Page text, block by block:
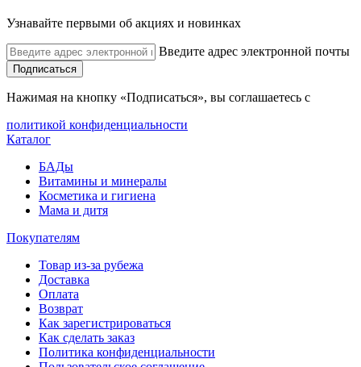
Узнавайте первыми об акциях и новинках
Введите адрес электронной почты
Подписаться
Нажимая на кнопку «Подписаться», вы соглашаетесь с
политикой конфиденциальности
Каталог
БАДы
Витамины и минералы
Косметика и гигиена
Мама и дитя
Покупателям
Товар из-за рубежа
Доставка
Оплата
Возврат
Как зарегистрироваться
Как сделать заказ
Политика конфиденциальности